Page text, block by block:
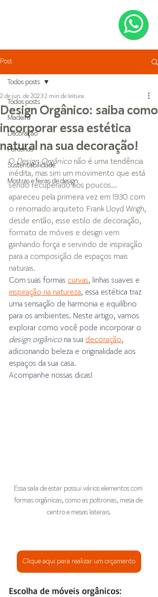
Post
Todos posts
Madeira
Decoração
Parcerias
Sustentabilidade
Mostras e feiras de design
Todos posts
Design Orgânico: saiba como
incorporar essa estética
natural na sua decoração!
2 de jun. de 2023 2 min de leitura
O Design Orgânico não é uma tendência
inédita, mas sim um movimento que está
sendo recuperado aos poucos...
apareceu pela primeira vez em 1930 com
o renomado arquiteto Frank Lloyd Wrigh,
desde então, esse estilo de decoração,
formato de móveis e design vem
ganhando força e servindo de inspiração
para a composição de espaços mais
naturais.
Com suas formas curvas, linhas suaves e
inspiração na natureza, essa estética traz
uma sensação de harmonia e equilíbrio
para os ambientes. Neste artigo, vamos
explorar como você pode incorporar o
design orgânico na sua decoração,
adicionando beleza e originalidade aos
espaços da sua casa.
Acompanhe nossas dicas!
Essa sala de estar possui vários elementos com
formas orgânicas, como as poltronas, mesa de
centro e mesas laterais.
Clique aqui para realizar um orçamento
Escolha de móveis orgânicos: